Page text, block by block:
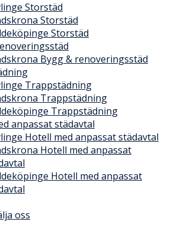
Storstäd
Storstäd
Storstäd
Bygg & renoveringsstäd
Trappstädning
Trappstädning
Trappstädning
anpassat städavtal
Hotell med anpassat städavtal
Hotell med anpassat
Hotell med anpassat
oss